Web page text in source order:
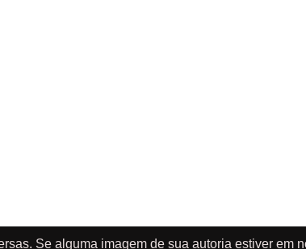
Se alguma imagem de sua autoria estiver em